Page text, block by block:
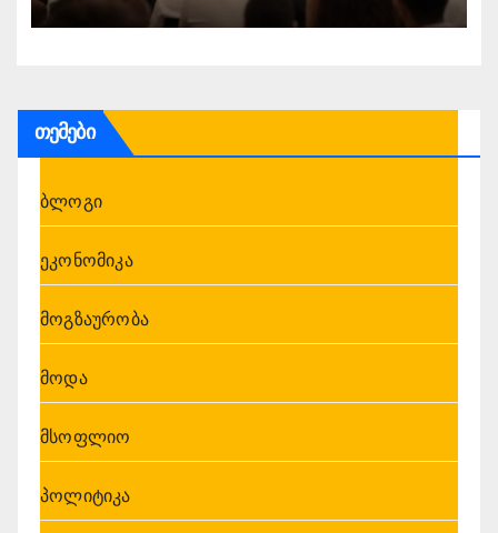
ახალგაზრდული ფორუმი გახსნა
თემები
ბლოგი
ეკონომიკა
მოგზაურობა
მოდა
მსოფლიო
პოლიტიკა